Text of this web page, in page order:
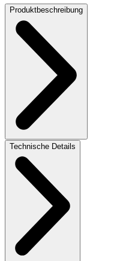
Produktbeschreibung
Technische Details